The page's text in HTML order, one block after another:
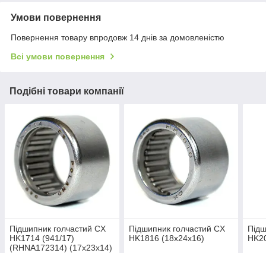
Умови повернення
Повернення товару впродовж 14 днів за домовленістю
Всі умови повернення
Подібні товари компанії
Підшипник голчастий CX
HK1714 (941/17)
(RHNA172314) (17x23x14)
Підшипник голчастий CX
HK1816 (18x24x16)